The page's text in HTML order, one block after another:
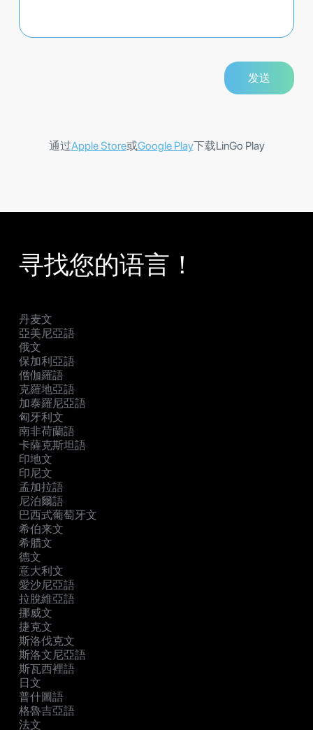
通过Apple Store或Google Play下载LinGo Play
寻找您的语言！
丹麦文
亞美尼亞語
俄文
保加利亞語
僧伽羅語
克羅地亞語
加泰羅尼亞語
匈牙利文
南非荷蘭語
卡薩克斯坦語
印地文
印尼文
孟加拉語
尼泊爾語
巴西式葡萄牙文
希伯来文
希腊文
德文
意大利文
愛沙尼亞語
拉脫維亞語
挪威文
捷克文
斯洛伐克文
斯洛文尼亞語
斯瓦西裡語
日文
普什圖語
格魯吉亞語
法文